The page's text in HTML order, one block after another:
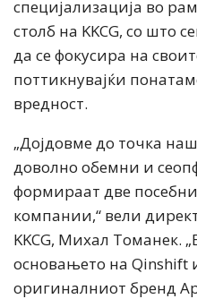
специјализација во
столб на KKCG, со што
да се фокусира на
поттикнувајќи
вредност.
„Дојдовме до точка
доволно обемни и
формираат две
компании,“ вели
KKCG, Михал Томанек.
основањето на Qinshift
оригиналниот бренд